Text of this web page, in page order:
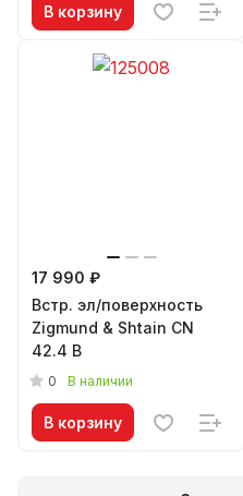
В корзину
17 990 ₽
Встр. эл/поверхность
Zigmund & Shtain CN
42.4 B
0 В наличии
В корзину